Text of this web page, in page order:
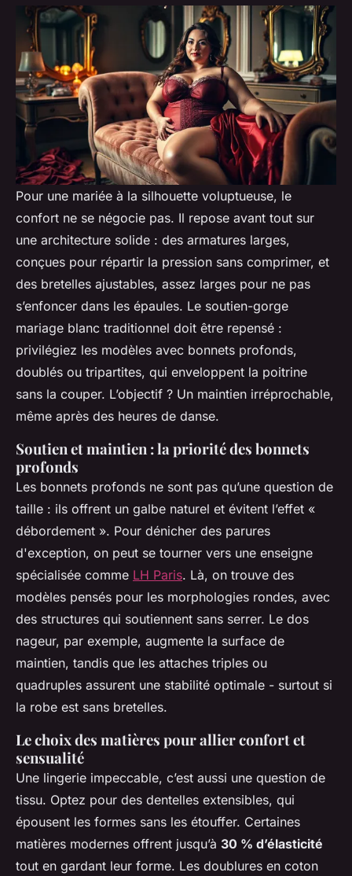
Pour une mariée à la silhouette voluptueuse, le
confort ne se négocie pas. Il repose avant tout sur
une architecture solide : des armatures larges,
conçues pour répartir la pression sans comprimer, et
des bretelles ajustables, assez larges pour ne pas
s’enfoncer dans les épaules. Le soutien-gorge
mariage blanc traditionnel doit être repensé :
privilégiez les modèles avec bonnets profonds,
doublés ou tripartites, qui enveloppent la poitrine
sans la couper. L’objectif ? Un maintien irréprochable,
même après des heures de danse.
Soutien et maintien : la priorité des bonnets
profonds
Les bonnets profonds ne sont pas qu’une question de
taille : ils offrent un galbe naturel et évitent l’effet «
débordement ». Pour dénicher des parures
d'exception, on peut se tourner vers une enseigne
spécialisée comme LH Paris. Là, on trouve des
modèles pensés pour les morphologies rondes, avec
des structures qui soutiennent sans serrer. Le dos
nageur, par exemple, augmente la surface de
maintien, tandis que les attaches triples ou
quadruples assurent une stabilité optimale - surtout si
la robe est sans bretelles.
Le choix des matières pour allier confort et
sensualité
Une lingerie impeccable, c’est aussi une question de
tissu. Optez pour des dentelles extensibles, qui
épousent les formes sans les étouffer. Certaines
matières modernes offrent jusqu’à 30 % d’élasticité
tout en gardant leur forme. Les doublures en coton